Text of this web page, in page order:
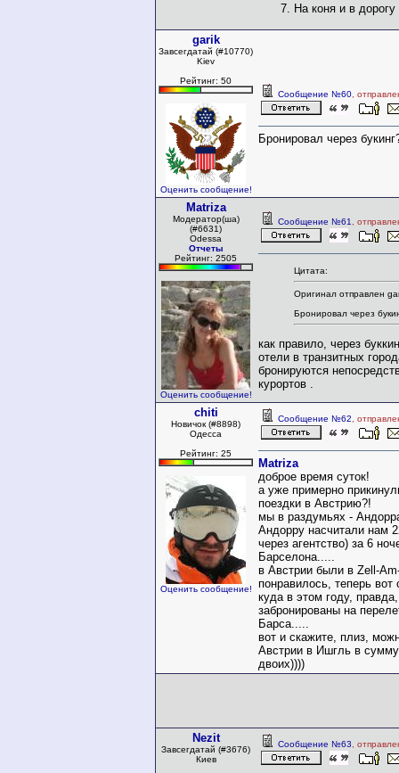
На коня и в дорогу
garik
Завсегдатай (#10770)
Kiev
Рейтинг: 50
Оценить сообщение!
Сообщение №60 ,
Бронировал через
Matriza
Модератор(ша)
(#6631)
Odessa
Отчеты
Рейтинг: 2505
Оценить сообщение!
Сообщение №61 ,
Цитата:
Оригинал отправлен
Бронировал через
как правило, через
отели в транзитных
бронируются
курортов .
chiti
Новичок (#8898)
Одесса
Рейтинг: 25
Оценить сообщение!
Сообщение №62 ,
Matriza
доброе время суток!
а уже примерно
поездки в Австрию?!
мы в раздумьях -
Андорру насчитали нам
через агентство) за 6
Барселона.....
в Австрии были в Zell-
понравилось, теперь
куда в этом году,
забронированы на
Барса.....
вот и скажите, плиз,
Австрии в Ишгль в
двоих))))
Nezit
Завсегдатай (#3676)
Киев
Сообщение №63 ,